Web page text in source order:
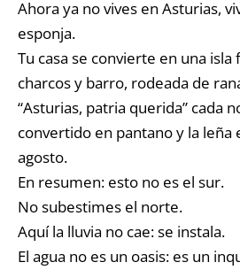
Ahora ya no vives en Asturias,
esponja.
Tu casa se convierte en una
charcos y barro, rodeada de
“Asturias, patria querida” cada
convertido en pantano y la leña
agosto.
En resumen: esto no es el sur.
No subestimes el norte.
Aquí la lluvia no cae: se instala.
El agua no es un oasis: es un